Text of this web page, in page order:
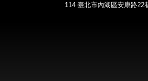
114 臺北市內湖區安康路22